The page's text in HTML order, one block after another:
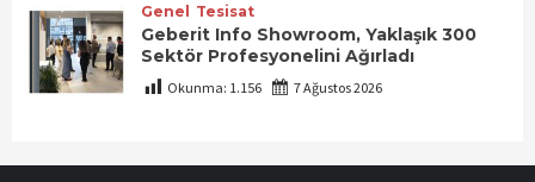
Genel Tesisat
Geberit Info Showroom, Yaklaşık 300
Sektör Profesyonelini Ağırladı
Okunma: 1.156 7 Ağustos 2026